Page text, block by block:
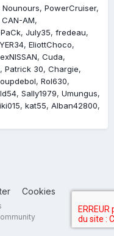
Nounours PowerCruiser
CAN-AM
July35 fredeau
EliottChoco
exNISSAN Cuda
Patrick 30 Chargie
Rol630
Sally1979 Umungus
kat55 Alban42800
Cookies